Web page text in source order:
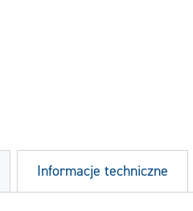
Informacje techniczne